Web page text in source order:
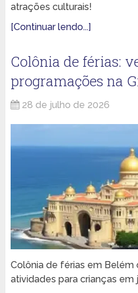
atrações culturais!
[Continuar lendo...]
Colônia de férias:
programações na
28 de julho de 2026
Colônia de férias em Belém
atividades para crianças em